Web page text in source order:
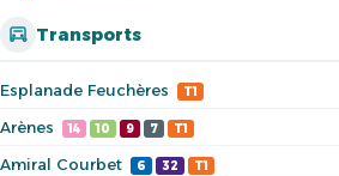
Transports
Esplanade Feuchères T1
Arènes 14 10 9 7 T1
Amiral Courbet 6 32 T1